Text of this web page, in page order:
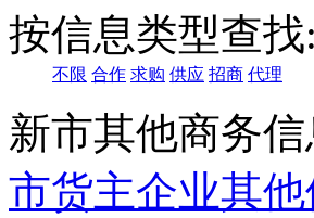
按信息类型查找:
不限 合作 求购 供应 招商 代理
新市其他商务
市货主企业其他